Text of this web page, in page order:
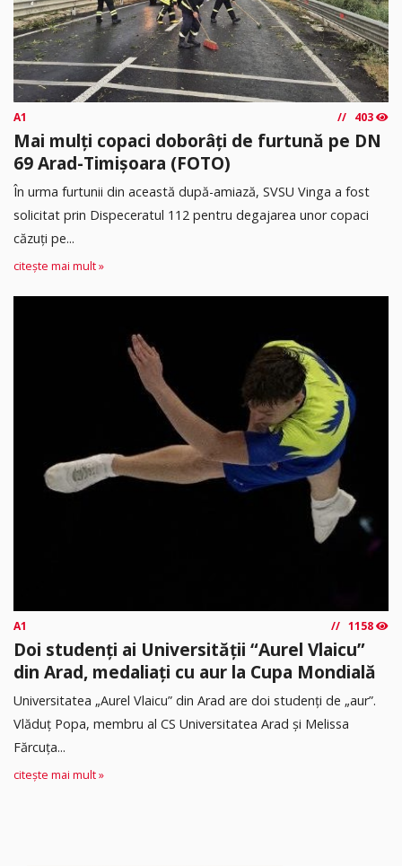
A1 403
Mai mulți copaci doborâți de furtună pe DN
69 Arad-Timișoara (FOTO)
În urma furtunii din această după-amiază, SVSU Vinga a fost
solicitat prin Dispeceratul 112 pentru degajarea unor copaci
căzuți pe...
citește mai mult »
A1 1158
Doi studenți ai Universității “Aurel Vlaicu”
din Arad, medaliați cu aur la Cupa Mondială
Universitatea „Aurel Vlaicu” din Arad are doi studenți de „aur”.
Vlăduț Popa, membru al CS Universitatea Arad și Melissa
Fărcuța...
citește mai mult »